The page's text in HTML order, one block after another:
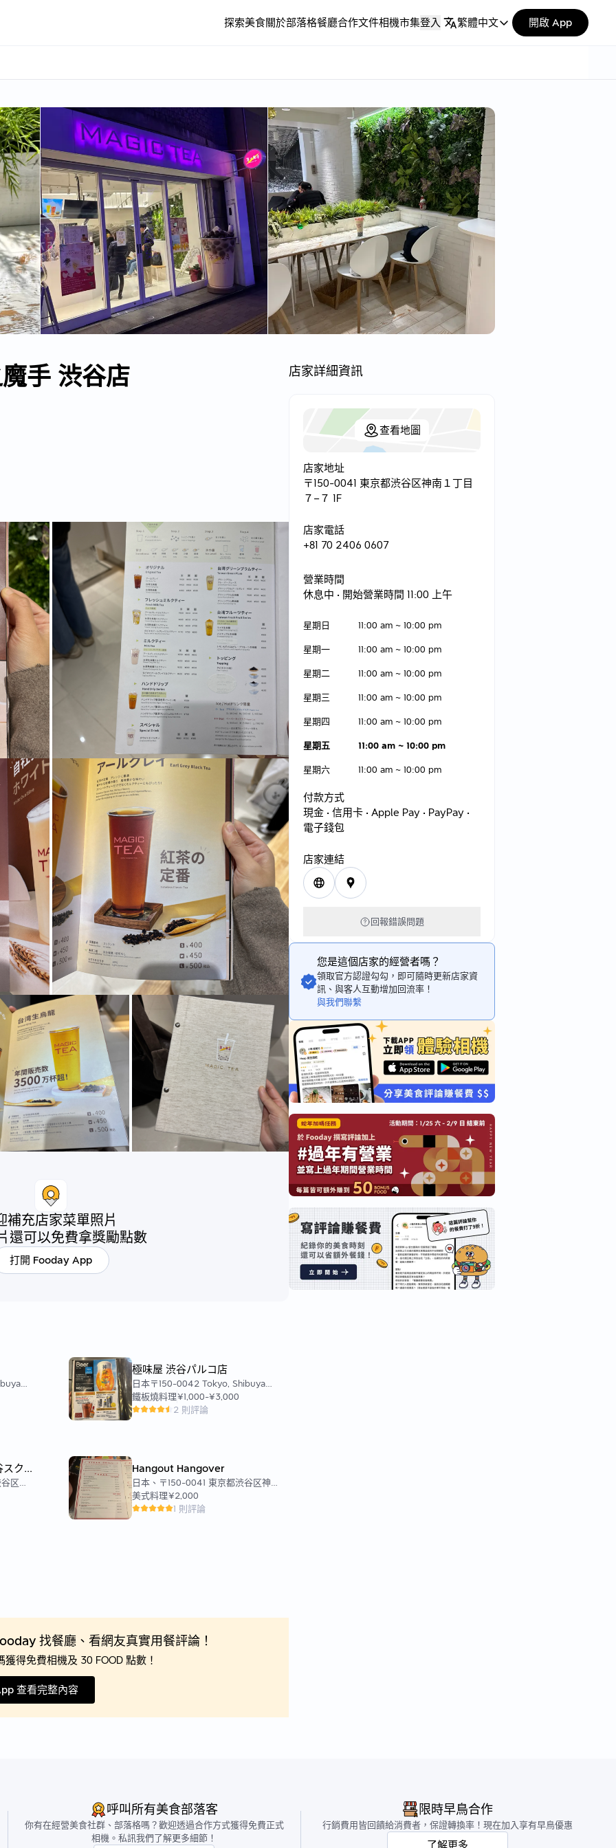
探索美食關於部落格餐廳合作文件相機市集登入 繁體中文 開啟 App
手 渋谷店
補充店家菜單照片
還可以免費拿獎勵點數
打開 Fooday App
極味屋 渋谷パルコ店
日本〒150-0042 Tokyo, Shibuya
City, Udagawachō, 15−１ 渋谷 パル
コ / ヒューリックビル
鐵板燒料理¥1,000-¥3,000
2 則評論
ク
区渋
Hangout Hangover
日本、〒150-0041 東京都渋谷区神
南１丁目２０−３ 渋谷ＫＳビル 3F
美式料理¥2,000
1 則評論
找餐廳、看網友真實用餐評論！
獲得免費相機及 30 FOOD 點數！
查看完整內容
店家詳細資訊
查看地圖
店家地址
〒150-0041 東京都渋谷区神南１丁目
７−７ 1F
店家電話
+81 70 2406 0607
營業時間
休息中 • 開始營業時間 11:00 上午
星期日 11:00 am ~ 10:00 pm
星期一 11:00 am ~ 10:00 pm
星期二 11:00 am ~ 10:00 pm
星期三 11:00 am ~ 10:00 pm
星期四 11:00 am ~ 10:00 pm
星期五 11:00 am ~ 10:00 pm
星期六 11:00 am ~ 10:00 pm
付款方式
現金 • 信用卡 • Apple Pay • PayPay •
電子錢包
店家連結
回報錯誤問題
您是這個店家的經營者嗎？
領取官方認證勾勾，即可隨時更新店家資
訊、與客人互動增加回流率！
與我們聯繫
呼叫所有美食部落客
你有在經營美食社群、部落格嗎？歡迎透過合作方式獲得免費正式
相機。私訊我們了解更多細節！
限時早鳥合作
行銷費用皆回饋給消費者，保證轉換率！現在加入享有早鳥優惠
了解更多